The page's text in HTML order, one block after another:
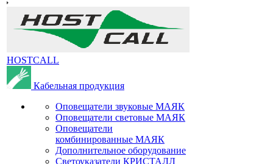
HOSTCALL
Кабельная продукция
Оповещатели звуковые МАЯК
Оповещатели световые МАЯК
Оповещатели
комбинированные МАЯК
Дополнительное оборудование
Светоуказатели КРИСТАЛЛ